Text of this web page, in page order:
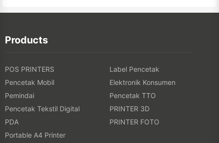
Products
POS PRINTERS
Label Pencetak
Pencetak Mobil
Elektronik Konsumen
Pemindai
Pencetak TTO
Pencetak Tekstil Digital
PRINTER 3D
PDA
PRINTER FOTO
Portable A4 Printer